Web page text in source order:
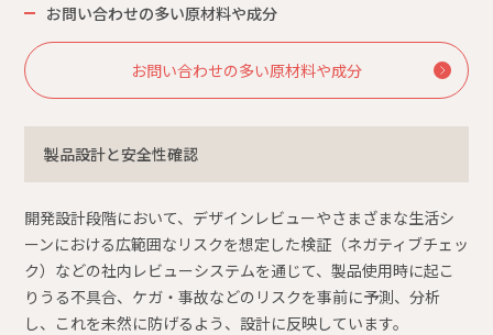
お問い合わせの多い原材料や成分
お問い合わせの多い原材料や成分
製品設計と安全性確認
開発設計段階において、デザインレビューやさまざまな生活シ
ーンにおける広範囲なリスクを想定した検証（ネガティブチェッ
ク）などの社内レビューシステムを通じて、製品使用時に起こ
りうる不具合、ケガ・事故などのリスクを事前に予測、分析
し、これを未然に防げるよう、設計に反映しています。